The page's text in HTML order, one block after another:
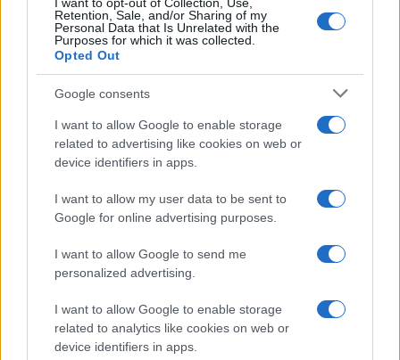
Retention, Sale, and/or Sharing of my
Personal Data that Is Unrelated with the
Purposes for which it was collected.
Opted Out
Google consents
I want to allow Google to enable storage
related to advertising like cookies on web or
device identifiers in apps.
I want to allow my user data to be sent to
Google for online advertising purposes.
I want to allow Google to send me
personalized advertising.
I want to allow Google to enable storage
related to analytics like cookies on web or
device identifiers in apps.
Continua a leggere
FISCO